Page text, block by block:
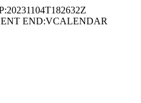
END:VCALENDAR